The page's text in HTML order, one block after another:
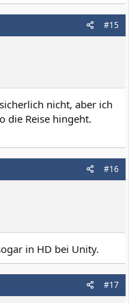
#15
nicht, aber ich
die Reise hingeht.
#16
in HD bei Unity.
#17